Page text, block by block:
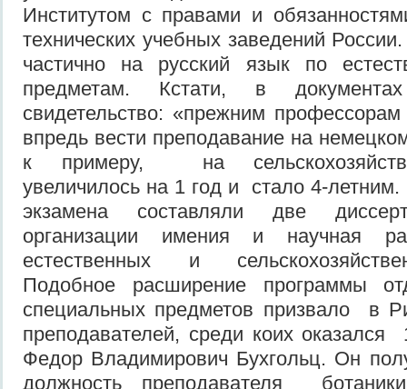
Институтом с правами и
технических учебных заведений
частично на русский язык по
предметам. Кстати, в
свидетельство: «прежним
впредь вести преподавание на
к примеру, на
увеличилось на 1 год и стало 4-
экзамена составляли две
организации имения и научная
естественных и
Подобное расширение программы
специальных предметов призвало в
преподавателей, среди коих оказался
Федор Владимирович Бухгольц. Он
должность преподавателя